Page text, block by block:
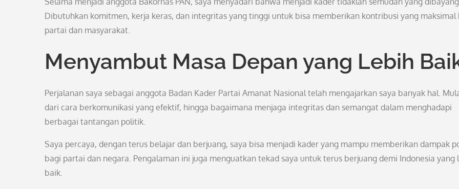
Dibutuhkan komitmen, kerja keras, dan integritas yang tinggi untuk bisa memberikan kontribusi yang maksimal
partai dan masyarakat.
Menyambut Masa Depan yang Lebih
Perjalanan saya sebagai anggota Badan Kader Partai Amanat Nasional telah mengajarkan saya banyak hal.
dari cara berkomunikasi yang efektif, hingga bagaimana menjaga integritas dan semangat dalam menghadapi
berbagai tantangan politik.
Saya percaya, dengan terus belajar dan berjuang, saya bisa menjadi kader yang mampu memberikan dampak
bagi partai dan negara. Pengalaman ini juga menguatkan tekad saya untuk terus berjuang demi Indonesia yang
baik.